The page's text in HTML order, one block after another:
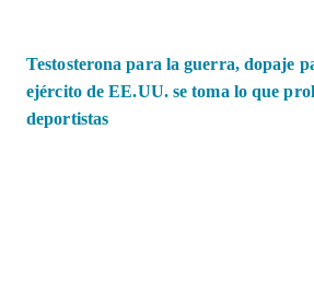
Testosterona para la guerra, dopaje
ejército de EE.UU. se toma lo que
deportistas